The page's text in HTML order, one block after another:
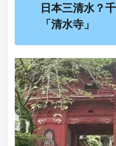
日本三清水？
「清水寺」